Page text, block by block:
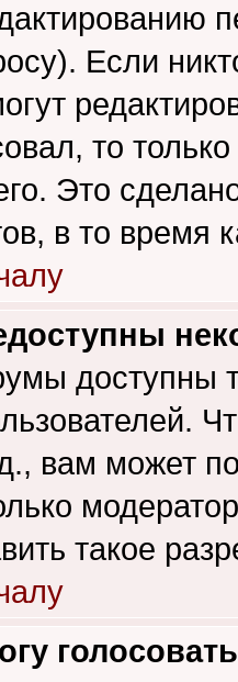
Если
то
Это
в то время
доступны
вам может
такое